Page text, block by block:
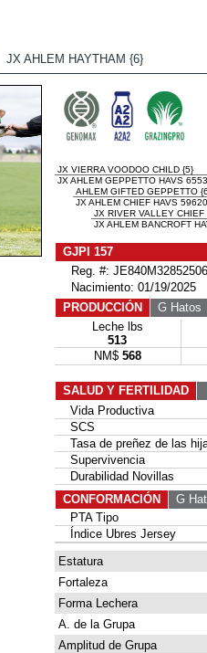
JX AHLEM HAYTHAM {6}
JX VIERRA VOODOO CHILD {5}
JX AHLEM GEPPETTO HAVS
AHLEM GIFTED GEPPETTO
JX AHLEM CHIEF HAVS
JX RIVER VALLEY CHIEF
JX AHLEM BANCROFT
GJPI 157
Reg. #:
Nacimiento: 01/19/2025
PRODUCCIÓN
G Hatos
Leche lbs
513
NM$ 568
SALUD Y FERTILIDAD
Vida Productiva
SCS
Tasa de preñez de las
Supervivencia
Durabilidad Novillas
CONFORMACIÓN
G
PTA Tipo
Índice Ubres Jersey
Estatura
Fortaleza
Forma Lechera
A. de la Grupa
Amplitud de Grupa